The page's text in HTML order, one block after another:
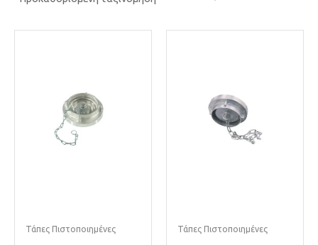
Τάπες Πιστοποιημένες Τάπες Πιστοποιημένες